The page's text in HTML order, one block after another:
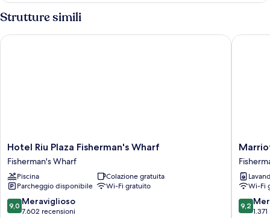
vista
città
letto
vista
Strutture simili
Hotel
Riu
Plaza
Fisherman's
Wharf
Fisherman's
Wharf
Hotel Riu Plaza Fisherman's Wharf
Fisherman's Wharf
Piscina
Colazione gratuita
Parcheggio disponibile
Wi-Fi gratuito
9.0
su
9,0 Meraviglioso
7.602 recensioni
Hotel Riu Plaza Fisherman's Wharf
Marriott
Vacation
Club®,
San
Wharf
Wi-Fi
9.2
su
9,2
Marriott